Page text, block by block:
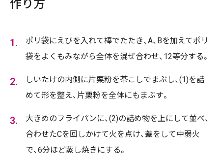
作り方
ポリ袋にえびを入れて棒でたたき、A、Bを加えてポリ
袋をよくもみながら全体を混ぜ合わせ、12等分する。
しいたけの内側に片栗粉を茶こしでまぶし、(1)を詰
めて形を整え、片栗粉を全体にもまぶす。
大きめのフライパンに、(2)の詰め物を上にして並べ、
合わせたCを回しかけて火を点け、蓋をして中弱火
で、6分ほど蒸し焼きにする。